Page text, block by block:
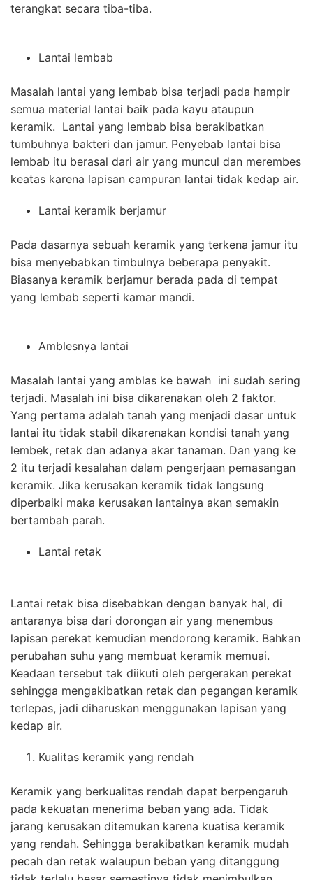
terangkat secara tiba-tiba.
Lantai lembab
Masalah lantai yang lembab bisa terjadi pada hampir
semua material lantai baik pada kayu ataupun
keramik. Lantai yang lembab bisa berakibatkan
tumbuhnya bakteri dan jamur. Penyebab lantai bisa
lembab itu berasal dari air yang muncul dan merembes
keatas karena lapisan campuran lantai tidak kedap air.
Lantai keramik berjamur
Pada dasarnya sebuah keramik yang terkena jamur itu
bisa menyebabkan timbulnya beberapa penyakit.
Biasanya keramik berjamur berada pada di tempat
yang lembab seperti kamar mandi.
Amblesnya lantai
Masalah lantai yang amblas ke bawah ini sudah sering
terjadi. Masalah ini bisa dikarenakan oleh 2 faktor.
Yang pertama adalah tanah yang menjadi dasar untuk
lantai itu tidak stabil dikarenakan kondisi tanah yang
lembek, retak dan adanya akar tanaman. Dan yang ke
2 itu terjadi kesalahan dalam pengerjaan pemasangan
keramik. Jika kerusakan keramik tidak langsung
diperbaiki maka kerusakan lantainya akan semakin
bertambah parah.
Lantai retak
Lantai retak bisa disebabkan dengan banyak hal, di
antaranya bisa dari dorongan air yang menembus
lapisan perekat kemudian mendorong keramik. Bahkan
perubahan suhu yang membuat keramik memuai.
Keadaan tersebut tak diikuti oleh pergerakan perekat
sehingga mengakibatkan retak dan pegangan keramik
terlepas, jadi diharuskan menggunakan lapisan yang
kedap air.
Kualitas keramik yang rendah
Keramik yang berkualitas rendah dapat berpengaruh
pada kekuatan menerima beban yang ada. Tidak
jarang kerusakan ditemukan karena kuatisa keramik
yang rendah. Sehingga berakibatkan keramik mudah
pecah dan retak walaupun beban yang ditanggung